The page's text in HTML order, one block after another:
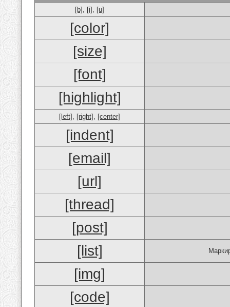
[b] , [i] , [u]
[color]
[size]
[font]
[highlight]
[left] , [right] , [center]
[indent]
[email]
[url]
[thread]
[post]
[list]
[img]
[code]